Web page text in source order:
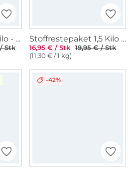
Stoffrestepaket 1 Kilo - Walkloden
Stk
Stoffrestepaket 1,5 Kilo - Fleecestoffe
16,95 € / Stk
19,95 € / Stk
(11,30 € / 1 kg)
-42%